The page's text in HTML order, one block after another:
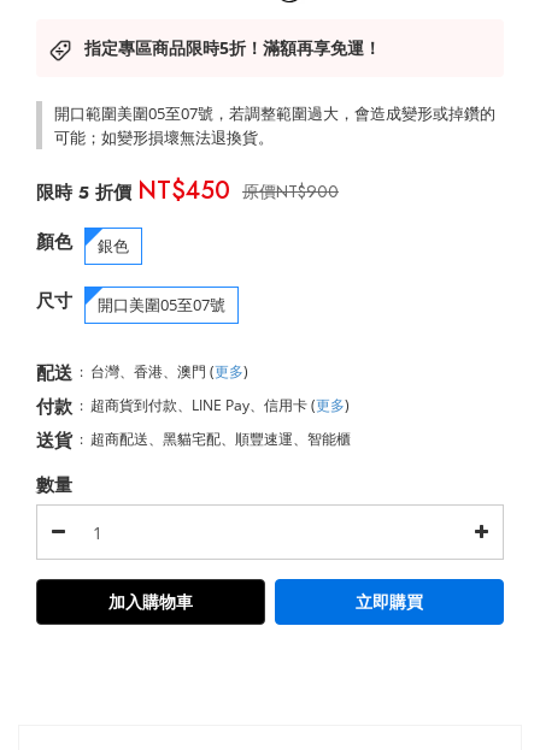
指定專區商品限時5折！滿額再享免運！
開口範圍美圍05至07號，若調整範圍過大，會造成變形或掉鑽的
可能；如變形損壞無法退換貨。
NT$900
NT$450
顏色 銀色
尺寸 開口美圍05至07號
配送 : 台灣、香港、澳門 (更多)
付款 : 超商貨到付款、LINE Pay、信用卡(更多)
送貨 : 超商配送、黑貓宅配、順豐速運、智能櫃
數量
加入購物車 立即購買